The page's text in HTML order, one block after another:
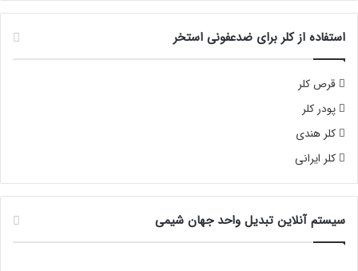
استفاده از کلر برای ضدعفونی استخر
قرص کلر
پودر کلر
کلر هندی
کلر ایرانی
سیستم آنلاین تبدیل واحد جهان شیمی